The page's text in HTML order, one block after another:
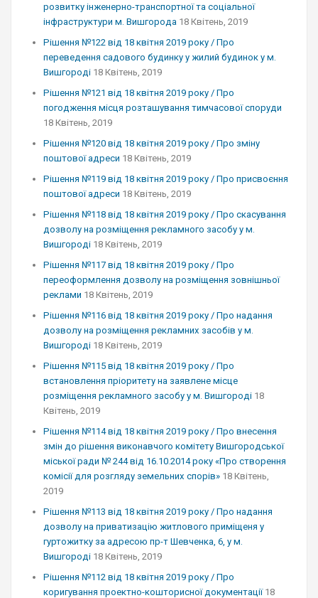
розвитку інженерно-транспортної та соціальної
інфраструктури м. Вишгорода 18 Квітень, 2019
Рішення №122 від 18 квітня 2019 року / Про
переведення садового будинку у жилий будинок у м.
Вишгороді 18 Квітень, 2019
Рішення №121 від 18 квітня 2019 року / Про
погодження місця розташування тимчасової споруди
18 Квітень, 2019
Рішення №120 від 18 квітня 2019 року / Про зміну
поштової адреси 18 Квітень, 2019
Рішення №119 від 18 квітня 2019 року / Про присвоєння
поштової адреси 18 Квітень, 2019
Рішення №118 від 18 квітня 2019 року / Про скасування
дозволу на розміщення рекламного засобу у м.
Вишгороді 18 Квітень, 2019
Рішення №117 від 18 квітня 2019 року / Про
переоформлення дозволу на розміщення зовнішньої
реклами 18 Квітень, 2019
Рішення №116 від 18 квітня 2019 року / Про надання
дозволу на розміщення рекламних засобів у м.
Вишгороді 18 Квітень, 2019
Рішення №115 від 18 квітня 2019 року / Про
встановлення пріоритету на заявлене місце
розміщення рекламного засобу у м. Вишгороді 18
Квітень, 2019
Рішення №114 від 18 квітня 2019 року / Про внесення
змін до рішення виконавчого комітету Вишгородської
міської ради № 244 від 16.10.2014 року «Про створення
комісії для розгляду земельних спорів» 18 Квітень,
2019
Рішення №113 від 18 квітня 2019 року / Про надання
дозволу на приватизацію житлового приміщеня у
гуртожитку за адресою пр-т Шевченка, 6, у м.
Вишгороді 18 Квітень, 2019
Рішення №112 від 18 квітня 2019 року / Про
коригування проектно-кошторисної документації 18